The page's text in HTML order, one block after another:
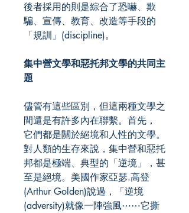
後者採用的則是綜合了恐嚇、欺
騙、宣傳、教育、改造等手段的
「規訓」(discipline)。
集中營文學和惡托邦文學的共同主
題
儘管有這些區別，但這兩種文學之
間還是有許多內在聯繫。首先，
它們都是關於絕境和人性的文學。
對人類的生存來說，集中營和惡托
邦都是極端、典型的「逆境」，甚
至是絕境。美國作家亞瑟.高登
(Arthur Golden)說過，「逆境
(adversity)就像一陣強風⋯⋯它撕